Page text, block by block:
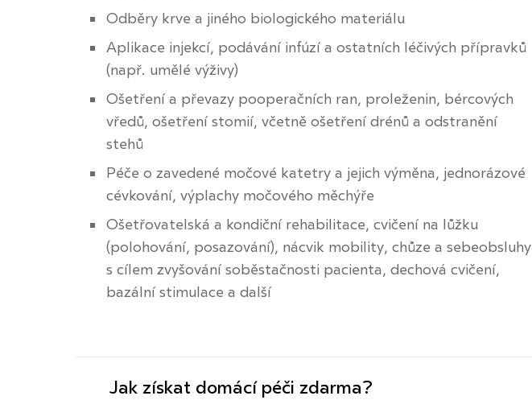
Odběry krve a jiného biologického materiálu
Aplikace injekcí, podávání infúzí a ostatních léčivých přípravků
(např. umělé výživy)
Ošetření a převazy pooperačních ran, proleženin, bércových
vředů, ošetření stomií, včetně ošetření drénů a odstranění
stehů
Péče o zavedené močové katetry a jejich výměna, jednorázové
cévkování, výplachy močového měchýře
Ošetřovatelská a kondiční rehabilitace, cvičení na lůžku
(polohování, posazování), nácvik mobility, chůze a sebeobsluhy
s cílem zvyšování soběstačnosti pacienta, dechová cvičení,
bazální stimulace a další
Jak získat domácí péči zdarma?